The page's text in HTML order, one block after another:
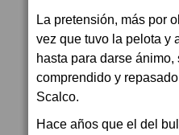
La pretensión, más por
vez que tuvo la pelota y
hasta para darse
comprendido y
Scalco.
Hace años que el del